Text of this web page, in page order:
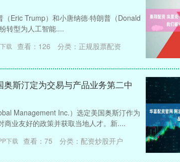
Eric Trump）和小唐纳德·特朗普（Donald
转型为人工智能....
载 查看： 126 分类： 正规股票配资
斯汀定为交易与产品业务第二中
Management Inc.）选定美国奥斯汀作为
商业友好的政策并获取当地人才。新....
下载 查看： 75 分类： 配资炒股开户